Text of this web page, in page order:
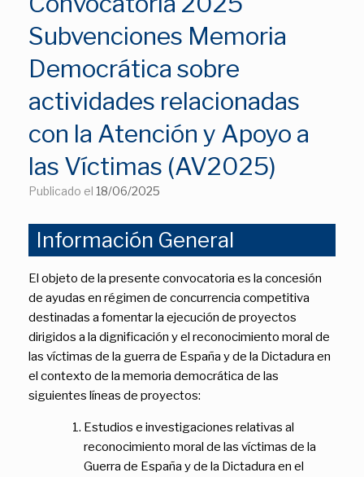
Subvenciones Memoria
Democrática sobre
actividades relacionadas
con la Atención y Apoyo a
las Víctimas (AV2025)
Publicado el 18/06/2025
Información General
El objeto de la presente convocatoria es la concesión
de ayudas en régimen de concurrencia competitiva
destinadas a fomentar la ejecución de proyectos
dirigidos a la dignificación y el reconocimiento moral de
las víctimas de la guerra de España y de la Dictadura en
el contexto de la memoria democrática de las
siguientes líneas de proyectos:
Estudios e investigaciones relativas al
reconocimiento moral de las víctimas de la
Guerra de España y de la Dictadura en el